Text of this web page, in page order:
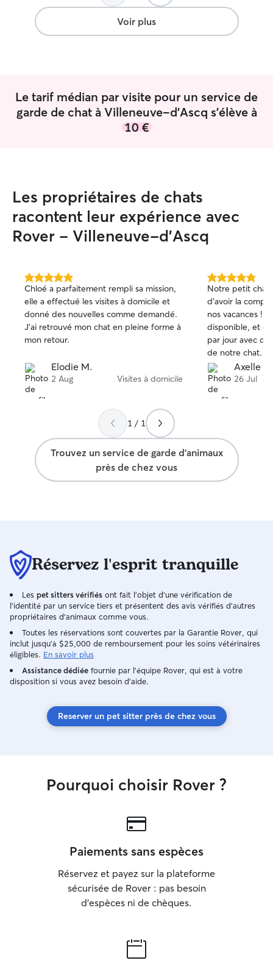
recommander
la solliciter
Voir plus
Le tarif médian par visite pour un service de
garde de chat à Villeneuve-d'Ascq s'élève à
10 €
Les propriétaires de chats
racontent leur expérience avec
Rover - Villeneuve-d'Ascq
5.0 étoile(s)
sur
5
Chloé a parfaitement rempli sa mission,
elle a effectué les visites à domicile et
donné des nouvelles comme demandé.
J'ai retrouvé mon chat en pleine forme à
mon retour.
Elodie M.
2 Aug Visites à domicile
5.0 étoile(s)
sur
5
Notre petit chat
d'avoir la
nos vacances !
disponible, et
par jour avec
de notre chat.
sereins. Merci
recommandons !
Axelle D.
26 Jul
1 / 1
Trouvez un service de garde d'animaux
près de chez vous
Réservez l'esprit tranquille
Les pet sitters vérifiés ont fait l'objet d'une vérification de
l'identité par un service tiers et présentent des avis vérifiés d'autres
propriétaires d'animaux comme vous.
Toutes les réservations sont couvertes par la Garantie Rover, qui
inclut jusqu'à $25,000 de remboursement pour les soins vétérinaires
éligibles. En savoir plus
Assistance dédiée fournie par l'équipe Rover, qui est à votre
disposition si vous avez besoin d'aide.
Reserver un pet sitter près de chez vous
Pourquoi choisir Rover ?
Paiements sans espèces
Réservez et payez sur la plateforme
sécurisée de Rover : pas besoin
d'espèces ni de chèques.